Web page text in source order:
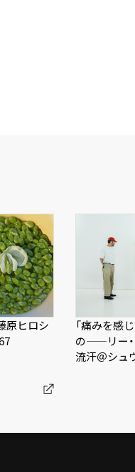
原ヒロシ
「痛みを感
の——リー
流汗＠シュ